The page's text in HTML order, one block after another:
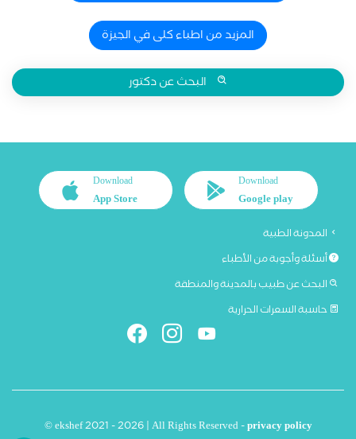
المزيد من اطباء كلى في الجيزة
البحث عن دكتور
Download
Google play
Download
App Store
المدونة الطبية
أسئلة وأجوبة من الأطباء
البحث عن طبيب بالمدينة والمنطقة
حاسبة السعرات الحرارية
© ekshef 2021 - 2026 | All Rights Reserved -privacy policy